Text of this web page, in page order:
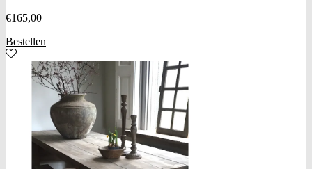
€165,00
Bestellen